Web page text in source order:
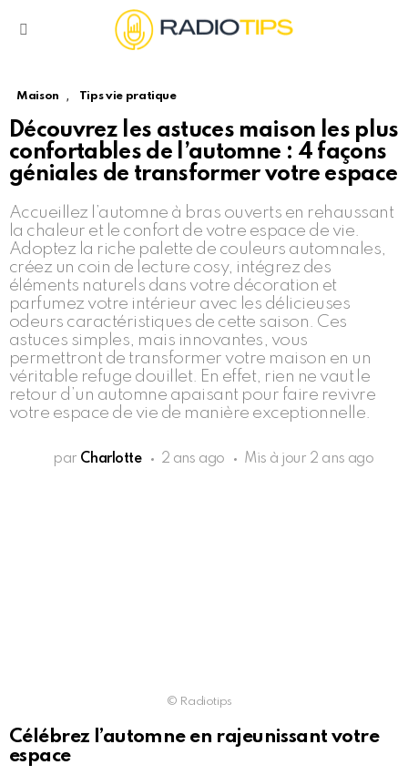
Maison , Tips vie pratique
Découvrez les astuces maison les plus
confortables de l’automne : 4 façons
géniales de transformer votre espace
Accueillez l’automne à bras ouverts en rehaussant
la chaleur et le confort de votre espace de vie.
Adoptez la riche palette de couleurs automnales,
créez un coin de lecture cosy, intégrez des
éléments naturels dans votre décoration et
parfumez votre intérieur avec les délicieuses
odeurs caractéristiques de cette saison. Ces
astuces simples, mais innovantes, vous
permettront de transformer votre maison en un
véritable refuge douillet. En effet, rien ne vaut le
retour d’un automne apaisant pour faire revivre
votre espace de vie de manière exceptionnelle.
par Charlotte 2 ans ago Mis à jour 2 ans ago
© Radiotips
Célébrez l’automne en rajeunissant votre
espace